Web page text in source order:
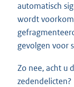
automatisch
wordt
gevolgen voor
Zo nee, acht u